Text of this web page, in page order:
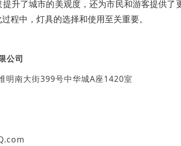
升了城市的美观度，还为市民和游客提供了
程中，灯具的选择和使用至关重要。
公司
明南大街399号中华城A座1420室